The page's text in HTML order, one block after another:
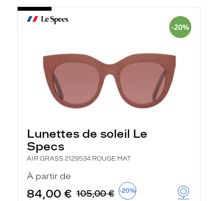
Lunettes de soleil Le
Specs
AIR GRASS 2129534 ROUGE MAT
À partir de
84,00 € 105,00 € -20%